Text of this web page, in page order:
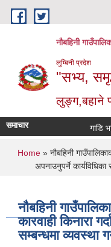
Skip to main content
नौबहिनी
लुम्बिनी प्रदेश
"सभ्य,
लुङ्ग,बहाने
समाचार गाडि
You are here
Home» नौबहिनी
अपनाउनुपर्ने
नौबहिनी
कारवाही किनारा
सम्बन्धमा व्यवस्था